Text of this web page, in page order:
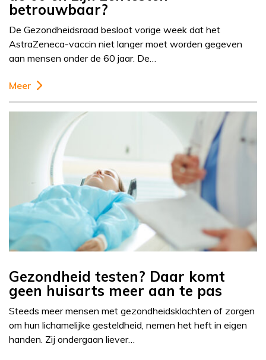
betrouwbaar?
De Gezondheidsraad besloot vorige week dat het
AstraZeneca-vaccin niet langer moet worden gegeven
aan mensen onder de 60 jaar. De…
Meer
Gezondheid testen? Daar komt
geen huisarts meer aan te pas
Steeds meer mensen met gezondheidsklachten of zorgen
om hun lichamelijke gesteldheid, nemen het heft in eigen
handen. Zij ondergaan liever…